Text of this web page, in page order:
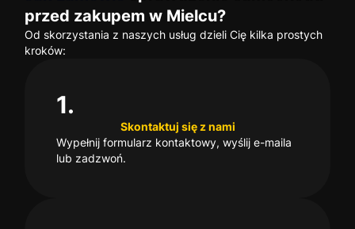
przed zakupem w Mielcu?
Od skorzystania z naszych usług dzieli Cię kilka prostych
kroków:
1.
Skontaktuj się z nami
Wypełnij formularz kontaktowy, wyślij e-maila
lub zadzwoń.